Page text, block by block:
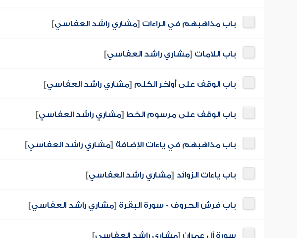
باب مذاهبهم في الراءات [مشاري راشد العفاسي]
باب اللامات [مشاري راشد العفاسي]
باب الوقف على أواخر الكلم [مشاري راشد العفاسي]
باب الوقف على مرسوم الخط [مشاري راشد العفاسي]
باب مذاهبهم في ياءات الإضافة [مشاري راشد العفاسي]
باب ياءات الزوائد [مشاري راشد العفاسي]
باب فرش الحروف - سورة البقرة [مشاري راشد العفاسي]
سورة آل عمران [مشاري راشد العفاسي]